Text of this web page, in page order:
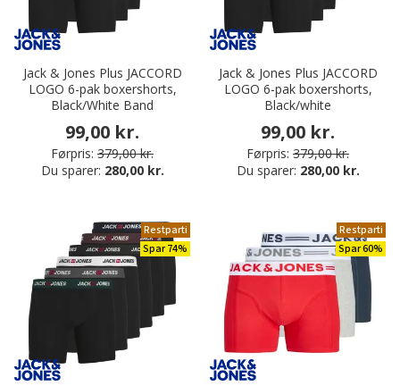
Jack & Jones Plus JACCORD
LOGO 6-pak boxershorts,
Black/White Band
99,00 kr.
Førpris: 379,00 kr.
Du sparer: 280,00 kr.
Jack & Jones Plus JACCORD
LOGO 6-pak boxershorts,
Black/white
99,00 kr.
Førpris: 379,00 kr.
Du sparer: 280,00 kr.
Restparti
Spar 74%
Restparti
Spar 60%